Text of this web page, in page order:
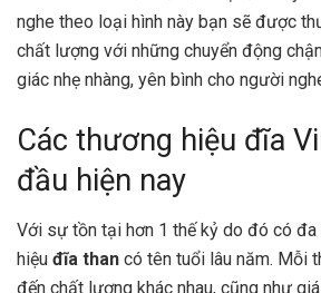
nghe theo loại hình này bạn sẽ được
chất lượng với những chuyển động
giác nhẹ nhàng, yên bình cho người
Các thương hiệu đĩa
đầu hiện nay
Với sự tồn tại hơn 1 thế kỷ do đó có
hiệu đĩa than có tên tuổi lâu năm. Mỗi
đến chất lượng khác nhau, cũng như